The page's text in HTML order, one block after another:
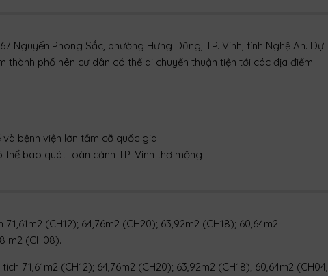
Diện tích căn hộ: 45 – 70 m2
Quy mô: chung cư cao cấp và khách sạn
Nguyến Phong Sắc, phường Hưng Dũng, TP. Vinh, tỉnh Nghệ An. Dự
phố nên cư dân có thể di chuyển thuận tiện tới các địa điểm
bệnh viện lớn tầm cỡ quốc gia
bao quát toàn cảnh TP. Vinh thơ mộng
(CH12); 64,76m2 (CH20); 63,92m2 (CH18); 60,64m2
m2 (CH08).
71,61m2 (CH12); 64,76m2 (CH20); 63,92m2 (CH18); 60,64m2 (CH04,